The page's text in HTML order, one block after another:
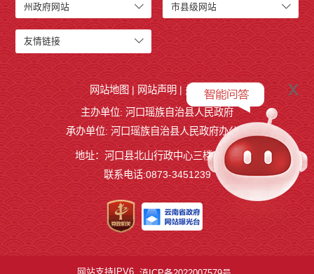
州政府网站 市县级网站
友情链接
网站地图 | 网站声明 | 关于我们
主办单位: 河口瑶族自治县人民政府
承办单位: 河口瑶族自治县人民政府办公室
地址：河口县北山行政中心三楼327室
联系电话:0873-3451239
x
网站支持IPV6